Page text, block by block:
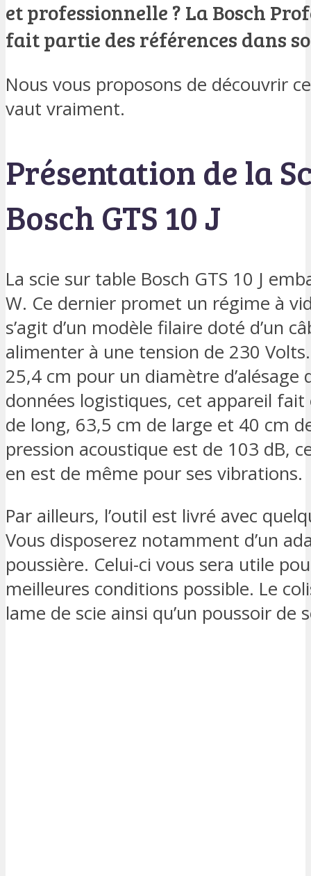
et professionnelle ? La Bosch
fait partie des références dans
Nous vous proposons de découvrir
vaut vraiment.
Présentation de la
Bosch GTS 10 J
La scie sur table Bosch GTS 10 J
W. Ce dernier promet un régime à
s’agit d’un modèle filaire doté d’un
alimenter à une tension de 230
25,4 cm pour un diamètre d’alésage
données logistiques, cet appareil
de long, 63,5 cm de large et 40 cm
pression acoustique est de 103 dB,
en est de même pour ses vibrations.
Par ailleurs, l’outil est livré avec
Vous disposerez notamment d’un
poussière. Celui-ci vous sera utile
meilleures conditions possible. Le
lame de scie ainsi qu’un poussoir de